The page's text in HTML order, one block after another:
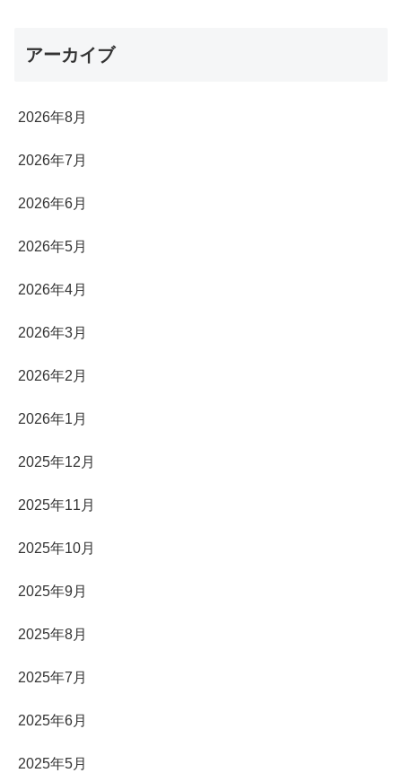
アーカイブ
2026年8月
2026年7月
2026年6月
2026年5月
2026年4月
2026年3月
2026年2月
2026年1月
2025年12月
2025年11月
2025年10月
2025年9月
2025年8月
2025年7月
2025年6月
2025年5月